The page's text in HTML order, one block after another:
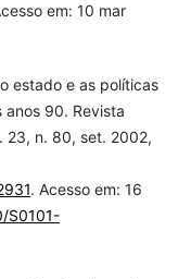
em: 10 mar
estado e as políticas
anos 90. Revista
23, n. 80, set. 2002,
. Acesso em: 16
S0101-